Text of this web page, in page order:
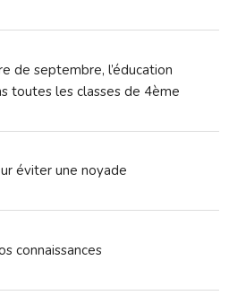
de septembre, l’éducation
toutes les classes de 4ème
éviter une noyade
connaissances